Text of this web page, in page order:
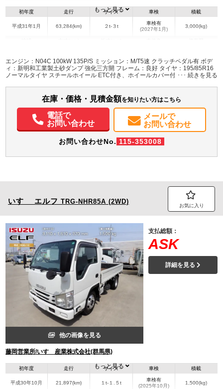
初年度
平成31年1月
走行
63,284(km)
サイズ
２t-３t
車検
車検有
(2027年1月)
積載
3,000(kg)
群馬県
W:1,600
H:370
W:1,690
H:1,990
有
パワステ パワーウィンドウ ABS エアバッグ
集中ドアロック
電動格納ミラー
PMマフラー
もっと見る
エンジン：N04C 100kW 135P/S ミッション：M/T5速 クラッチペダル有 ボデ
ィ：新明和工業製土砂ダンプ 強化三方開 フレーム：良好 タイヤ：195/85R16
ノーマルタイヤ スチールホイール ETC付き、ホイールカバー付き
在庫・価格・見積金額を知りたい方はこちら
電話で
お問い合わせ
メールで
お問い合わせ
お問い合わせNo. 115-353008
いすゞ エルフ TRG-NHR85A (2WD)
お気に入り
他の画像を見る
藤岡営業所/いすゞ産業株式会社(群馬県)
支払総額：
ASK
詳細を見る
初年度
平成30年10月
走行
21,897(km)
サイズ
１t-１.５t
車検
車検有
(2025年10月)
積載
1,500(kg)
もっと見る